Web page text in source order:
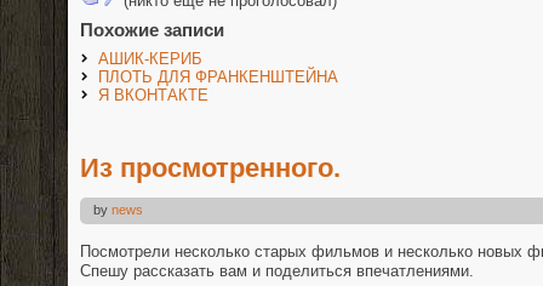
Похожие записи
АШИК-КЕРИБ
ПЛОТЬ ДЛЯ ФРАНКЕНШТЕЙНА
Я ВКОНТАКТЕ
Из просмотренного.
by news
Посмотрели несколько старых фильмов и несколько новых
Спешу рассказать вам и поделиться впечатлениями.